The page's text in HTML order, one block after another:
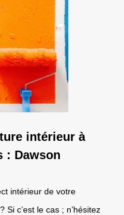
intérieur à
: Dawson
intérieur de votre
Si c’est le cas ; n’hésitez